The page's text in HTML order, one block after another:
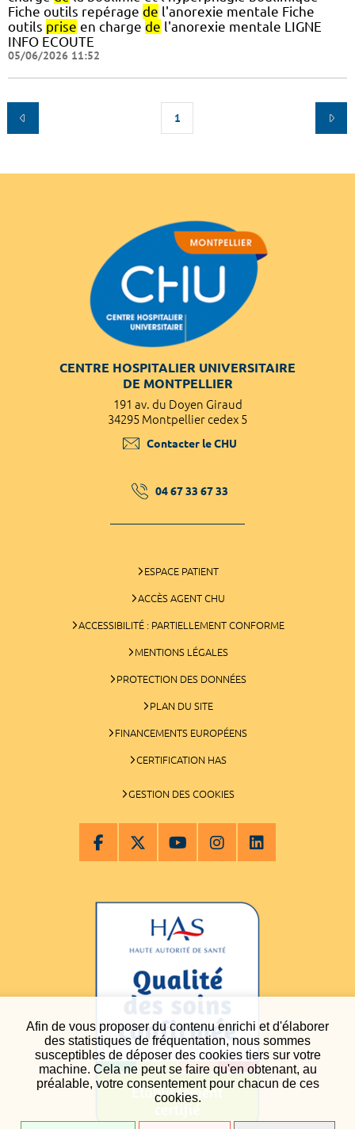
Afin de vous proposer du contenu enrichi et d'élaborer
des statistiques de fréquentation, nous sommes
susceptibles de déposer des cookies tiers sur votre
machine. Cela ne peut se faire qu'en obtenant, au
préalable, votre consentement pour chacun de ces
cookies.
Fiche outils repérage de l'anorexie mentale Fiche
outils prise en charge de l'anorexie mentale LIGNE
INFO ECOUTE
05/06/2026 11:52
1
CENTRE HOSPITALIER UNIVERSITAIRE
DE MONTPELLIER
191 av. du Doyen Giraud
34295 Montpellier cedex 5
Contacter le CHU
04 67 33 67 33
ESPACE PATIENT
ACCÈS AGENT CHU
ACCESSIBILITÉ : PARTIELLEMENT CONFORME
MENTIONS LÉGALES
PROTECTION DES DONNÉES
PLAN DU SITE
FINANCEMENTS EUROPÉENS
CERTIFICATION HAS
GESTION DES COOKIES